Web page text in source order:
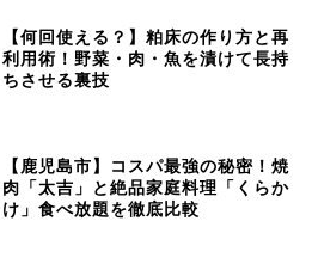
【何回使える？】粕床の作り方と再
利用術！野菜・肉・魚を漬けて長持
ちさせる裏技
【鹿児島市】コスパ最強の秘密！焼
肉「太吉」と絶品家庭料理「くらか
け」食べ放題を徹底比較